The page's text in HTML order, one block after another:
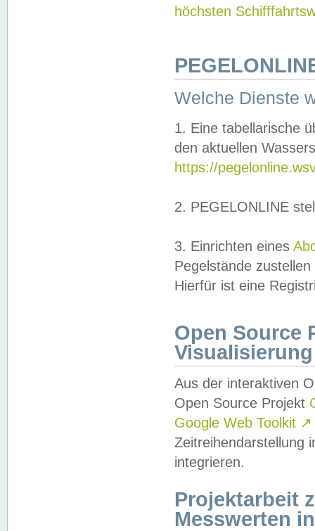
höchsten
Welche Dienste
1. Eine tabellarische
den aktuellen
https://
2. PEGELONLINE
3. Einrichten eines
Pegelstände
Hierfür ist eine
Open Source
Visualisierung
Aus der interaktiven
Open Source Projekt
Google Web Toolkit ↗
Zeitreihendarstellung
integrieren.
Projektarbeit
Messwerten